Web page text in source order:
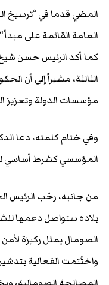
المضي قدما في “ترسيخ
العامة القائمة على
كما أكد الرئيس حسن
الثالثة، مشيراً إلى أن
مؤسسات الدولة وتعزيز
وفي ختام كلمته، دعا
المؤسسي كشرط أساسي
من جانبه، رحّب الرئيس
بلاده ستواصل دعمها
الصومال يمثل ركيزة لأمن
واختُتمت الفعالية